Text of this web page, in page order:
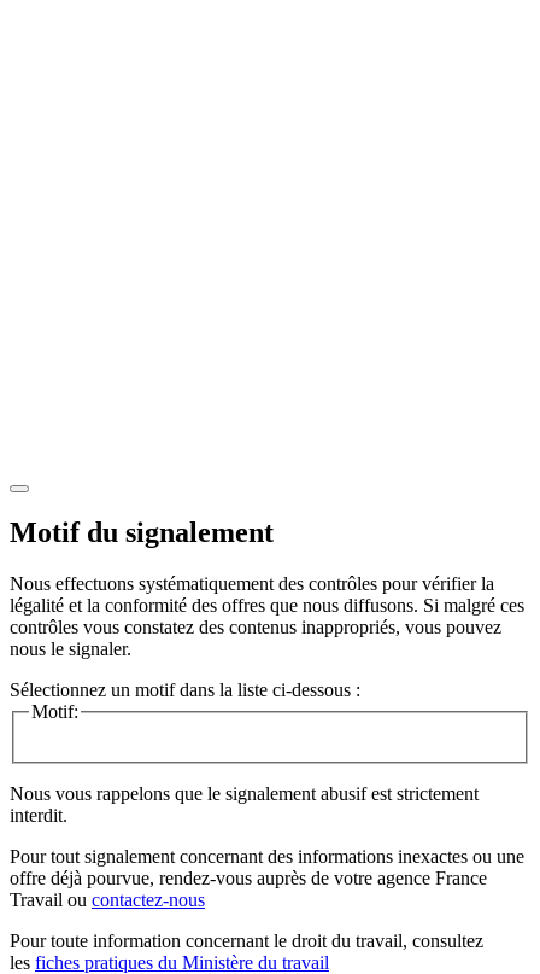
Motif du signalement
Nous effectuons systématiquement des contrôles pour vérifier la
légalité et la conformité des offres que nous diffusons. Si malgré ces
contrôles vous constatez des contenus inappropriés, vous pouvez
nous le signaler.
Sélectionnez un motif dans la liste ci-dessous :
Motif:
Nous vous rappelons que le signalement abusif est strictement
interdit.
Pour tout signalement concernant des informations inexactes ou une
offre déjà pourvue, rendez-vous auprès de votre agence France
Travail ou contactez-nous
Pour toute information concernant le droit du travail, consultez
les fiches pratiques du Ministère du travail